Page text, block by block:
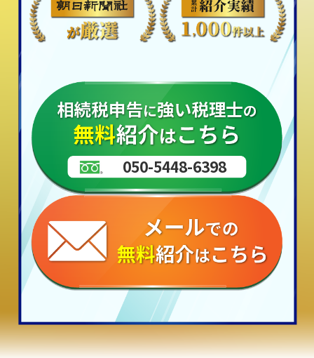
050-5448-6398